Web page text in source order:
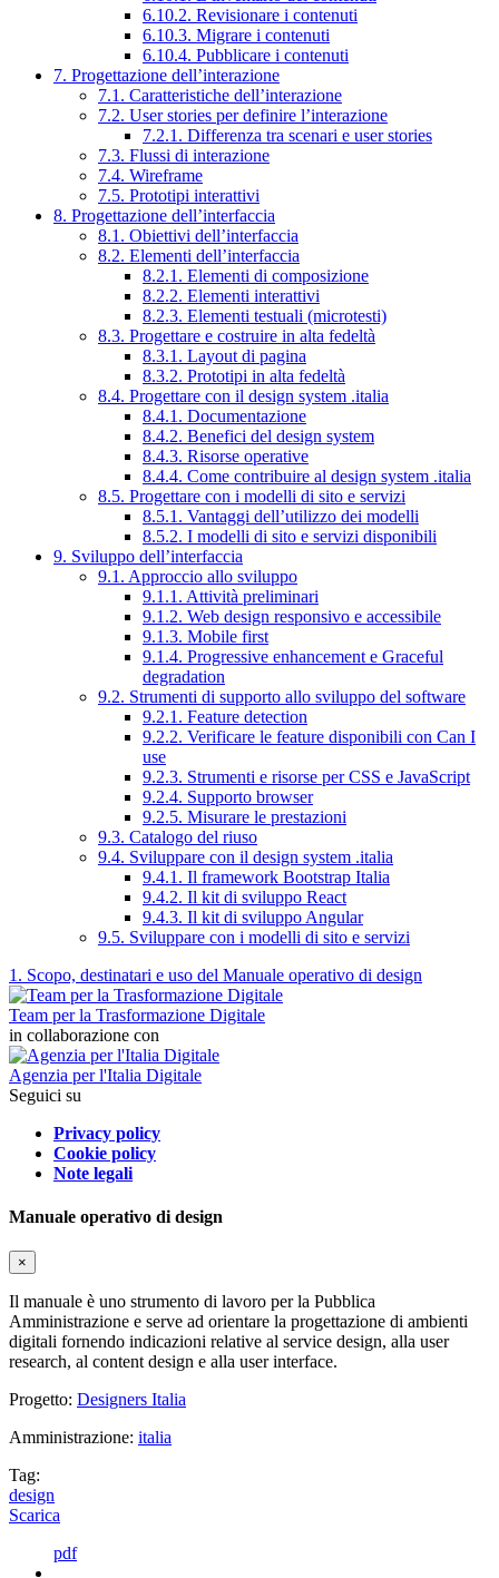
6.10.2. Revisionare i contenuti
6.10.3. Migrare i contenuti
6.10.4. Pubblicare i contenuti
7. Progettazione dell’interazione
7.1. Caratteristiche dell’interazione
7.2. User stories per definire l’interazione
7.2.1. Differenza tra scenari e user stories
7.3. Flussi di interazione
7.4. Wireframe
7.5. Prototipi interattivi
8. Progettazione dell’interfaccia
8.1. Obiettivi dell’interfaccia
8.2. Elementi dell’interfaccia
8.2.1. Elementi di composizione
8.2.2. Elementi interattivi
8.2.3. Elementi testuali (microtesti)
8.3. Progettare e costruire in alta fedeltà
8.3.1. Layout di pagina
8.3.2. Prototipi in alta fedeltà
8.4. Progettare con il design system .italia
8.4.1. Documentazione
8.4.2. Benefici del design system
8.4.3. Risorse operative
8.4.4. Come contribuire al design system .italia
8.5. Progettare con i modelli di sito e servizi
8.5.1. Vantaggi dell’utilizzo dei modelli
8.5.2. I modelli di sito e servizi disponibili
9. Sviluppo dell’interfaccia
9.1. Approccio allo sviluppo
9.1.1. Attività preliminari
9.1.2. Web design responsivo e accessibile
9.1.3. Mobile first
9.1.4. Progressive enhancement e Graceful
degradation
9.2. Strumenti di supporto allo sviluppo del software
9.2.1. Feature detection
9.2.2. Verificare le feature disponibili con Can I
use
9.2.3. Strumenti e risorse per CSS e JavaScript
9.2.4. Supporto browser
9.2.5. Misurare le prestazioni
9.3. Catalogo del riuso
9.4. Sviluppare con il design system .italia
9.4.1. Il framework Bootstrap Italia
9.4.2. Il kit di sviluppo React
9.4.3. Il kit di sviluppo Angular
9.5. Sviluppare con i modelli di sito e servizi
1. Scopo, destinatari e uso del Manuale operativo di design
Team per la Trasformazione Digitale
in collaborazione con
Agenzia per l'Italia Digitale
Seguici su
Privacy policy
Cookie policy
Note legali
Manuale operativo di design
×
Il manuale è uno strumento di lavoro per la Pubblica
Amministrazione e serve ad orientare la progettazione di ambienti
digitali fornendo indicazioni relative al service design, alla user
research, al content design e alla user interface.
Progetto: Designers Italia
Amministrazione: italia
Tag:
design
Scarica
pdf